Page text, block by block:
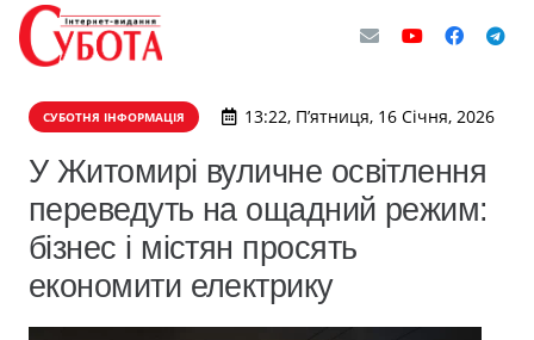
СУБОТНЯ ІНФОРМАЦІЯ 13:22, П’ятниця, 16 Січня, 2026
У Житомирі вуличне освітлення
переведуть на ощадний режим:
бізнес і містян просять
економити електрику